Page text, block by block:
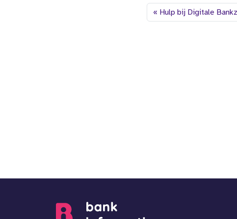
Hulp bij Digitale